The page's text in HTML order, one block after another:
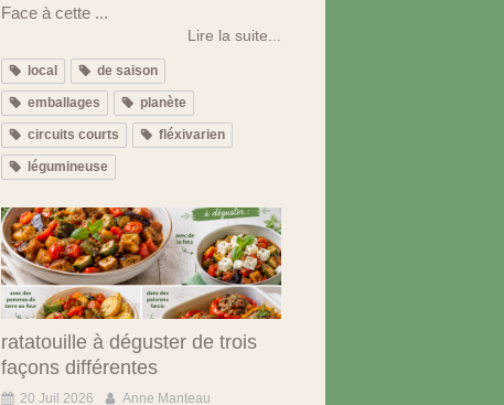
Face à cette ...
Lire la suite...
local de saison
emballages planète
circuits courts fléxivarien
légumineuse
ratatouille à déguster de trois
façons différentes
20 Juil 2026
Anne Manteau